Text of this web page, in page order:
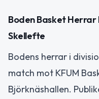
Boden Basket Herrar
Skellefte
Bodens herrar i
match mot KFUM
Björknäshallen.